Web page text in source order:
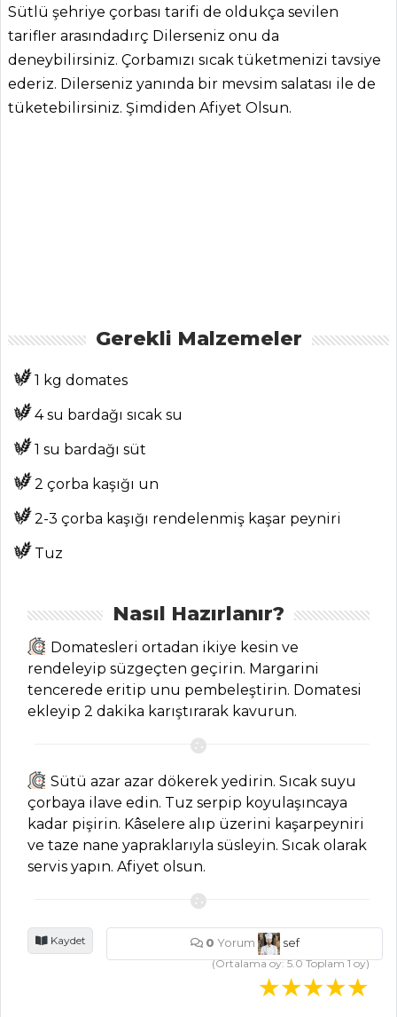
ANASAYFA
MENÜLER
Tüm
Kategoriler
PILAV VE
İç Baklalı Bulgur
Pilavı Tarifi, Nasıl
Yapılır?
Renkli Spagetti
Tarifi, Nasıl Yapılır?
ÇORBALAR
Patlıcan Çorbası
Maraş Usulü
Şalgamlı Tarhana
Sütlü şehriye çorbası tarifi de oldukça sevilen
tarifler arasındadırç Dilerseniz onu da
deneybilirsiniz. Çorbamızı sıcak tüketmenizi tavsiye
ederiz. Dilerseniz yanında bir mevsim salatası ile de
tüketebilirsiniz. Şimdiden Afiyet Olsun.
Gerekli Malzemeler
1 kg domates
4 su bardağı sıcak su
1 su bardağı süt
2 çorba kaşığı un
2-3 çorba kaşığı rendelenmiş kaşar peyniri
Tuz
Nasıl Hazırlanır?
Domatesleri ortadan ikiye kesin ve
rendeleyip süzgeçten geçirin. Margarini
tencerede eritip unu pembeleştirin. Domatesi
ekleyip 2 dakika karıştırarak kavurun.
Sütü azar azar dökerek yedirin. Sıcak suyu
çorbaya ilave edin. Tuz serpip koyulaşıncaya
kadar pişirin. Kâselere alıp üzerini kaşarpeyniri
ve taze nane yapraklarıyla süsleyin. Sıcak olarak
servis yapın. Afiyet olsun.
Kaydet 0 Yorum
sef
(Ortalama oy:5.0Toplam1oy)